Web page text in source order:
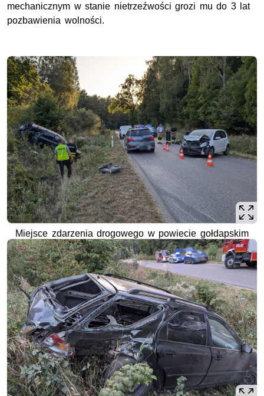
mechanicznym w stanie nietrzeźwości grozi mu do 3 lat
pozbawienia wolności.
Miejsce zdarzenia drogowego w powiecie gołdapskim